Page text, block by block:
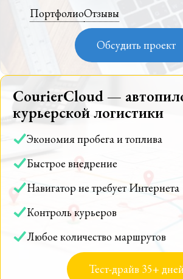
ПортфолиоОтзывы
Обсудить проект
CourierCloud —
курьерской логистики
Экономия пробега и топлива
Быстрое внедрение
Навигатор не требует Интернета
Контроль курьеров
Любое количество маршрутов
Тест-драйв 35+